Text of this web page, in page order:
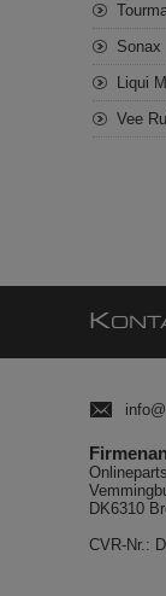
Sonax
Liqui
Vee
K
Onlineparts
DK6310
CVR-Nr.: